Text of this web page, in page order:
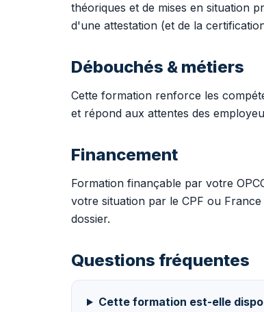
théoriques et de mises en situation
d'une attestation (et de la
Débouchés & métiers
Cette formation renforce les
et répond aux attentes des
Financement
Formation finançable par votre
votre situation par le CPF ou
dossier.
Questions fréquentes
Cette formation est-elle